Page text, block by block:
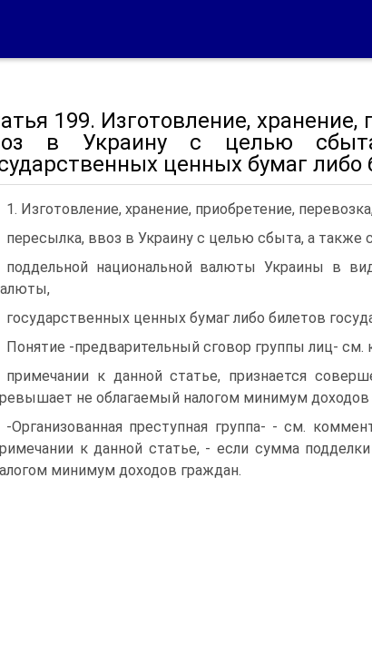
199. Изготовление,
в Украину с целью
ценных бумаг либо
1. Изготовление, хранение, приобретение,
пересылка, ввоз в Украину с целью сбыта, а также
поддельной национальной валюты Украины в
государственных ценных бумаг либо билетов
Понятие -предварительный сговор группы лиц- см.
примечании к данной статье, признается
не облагаемый налогом минимум доходов
-Организованная преступная группа- - см.
к данной статье, - если сумма
минимум доходов граждан.